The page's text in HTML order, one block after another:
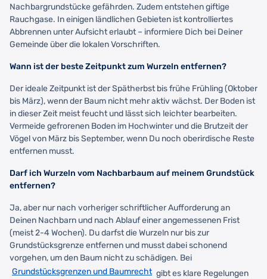
Nachbargrundstücke gefährden. Zudem entstehen giftige
Rauchgase. In einigen ländlichen Gebieten ist kontrolliertes
Abbrennen unter Aufsicht erlaubt – informiere Dich bei Deiner
Gemeinde über die lokalen Vorschriften.
Wann ist der beste Zeitpunkt zum Wurzeln entfernen?
Der ideale Zeitpunkt ist der Spätherbst bis frühe Frühling (Oktober
bis März), wenn der Baum nicht mehr aktiv wächst. Der Boden ist
in dieser Zeit meist feucht und lässt sich leichter bearbeiten.
Vermeide gefrorenen Boden im Hochwinter und die Brutzeit der
Vögel von März bis September, wenn Du noch oberirdische Reste
entfernen musst.
Darf ich Wurzeln vom Nachbarbaum auf meinem Grundstück
entfernen?
Ja, aber nur nach vorheriger schriftlicher Aufforderung an
Deinen Nachbarn und nach Ablauf einer angemessenen Frist
(meist 2-4 Wochen). Du darfst die Wurzeln nur bis zur
Grundstücksgrenze entfernen und musst dabei schonend
vorgehen, um den Baum nicht zu schädigen. Bei
Grundstücksgrenzen und Baumrecht gibt es klare Regelungen